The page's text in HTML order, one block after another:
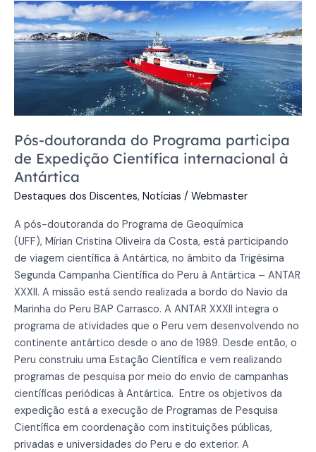
Pós-doutoranda do Programa participa
de Expedição Científica internacional à
Antártica
Destaques dos Discentes, Notícias / Webmaster
A pós-doutoranda do Programa de Geoquímica
(UFF), Mírian Cristina Oliveira da Costa, está participando
de viagem científica à Antártica, no âmbito da Trigésima
Segunda Campanha Científica do Peru à Antártica – ANTAR
XXXII. A missão está sendo realizada a bordo do Navio da
Marinha do Peru BAP Carrasco. A ANTAR XXXII integra o
programa de atividades que o Peru vem desenvolvendo no
continente antártico desde o ano de 1989. Desde então, o
Peru construiu uma Estação Científica e vem realizando
programas de pesquisa por meio do envio de campanhas
científicas periódicas à Antártica. Entre os objetivos da
expedição está a execução de Programas de Pesquisa
Científica em coordenação com instituições públicas,
privadas e universidades do Peru e do exterior. A
Pós-
doutoranda
do
Programa
participa
de
internacional
à
Antártica